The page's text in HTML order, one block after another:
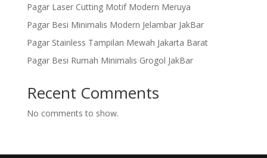
Pagar Laser Cutting Motif Modern Meruya
Pagar Besi Minimalis Modern Jelambar JakBar
Pagar Stainless Tampilan Mewah Jakarta Barat
Pagar Besi Rumah Minimalis Grogol JakBar
Recent Comments
No comments to show.